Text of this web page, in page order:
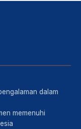
dalam
memenuhi